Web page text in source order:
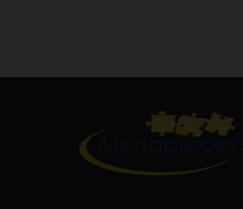
EG68
TKT3900 BLOMBER